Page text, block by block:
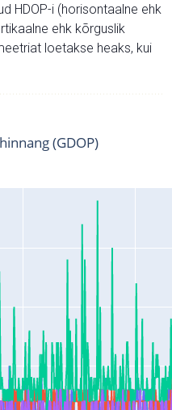
HDOP-i (horisontaalne ehk
ehk kõrguslik
loetakse heaks, kui
(GDOP)